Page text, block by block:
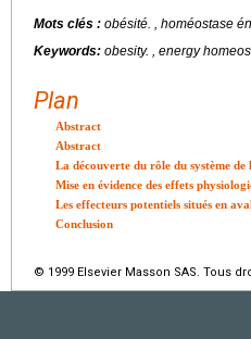
Mots clés : obésité. , homéostase
Keywords: obesity. , energy
Plan
Abstract
Abstract
La découverte du rôle du système
Mise en évidence des effets
Les effecteurs potentiels situés en
Conclusion
© 1999 Elsevier Masson SAS. Tous